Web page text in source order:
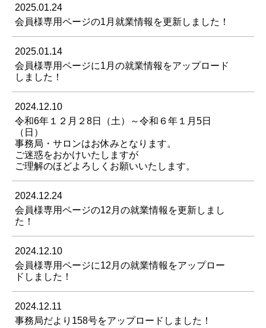
2025.01.24
会員様専用ページの1月就業情報を更新しました！
2025.01.14
会員様専用ページに1月の就業情報をアップロード
しました！
2024.12.10
令和6年１２月２8日（土）～令和６年１月5日
（日）
事務局・サロンはお休みとなります。
ご迷惑をおかけいたしますが
ご理解のほどよろしくお願いいたします。
2024.12.24
会員様専用ページの12月の就業情報を更新しまし
た！
2024.12.10
会員様専用ページに12月の就業情報をアップロー
ドしました！
2024.12.11
事務局だより158号をアップロードしました！